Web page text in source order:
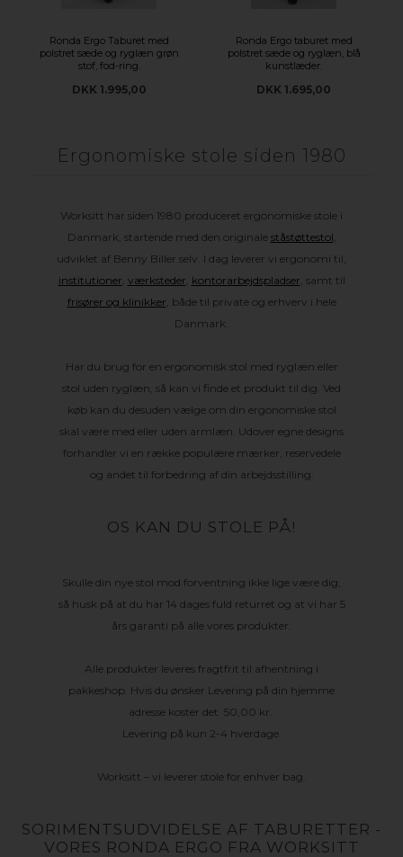
Ronda Ergo Taburet med
polstret sæde og ryglæn grøn
stof, fod-ring.
DKK 1.995,00
Ronda Ergo taburet med
polstret sæde og ryglæn, blå
kunstlæder.
DKK 1.695,00
Ergonomiske stole siden 1980
Worksitt har siden 1980 produceret ergonomiske stole i
Danmark, startende med den originale ståstøttestol
udviklet af Benny Biller selv. I dag leverer vi ergonomi til,
institutioner værksteder kontorarbejdspladser , samt til
frisører og klinikker , både til private og erhverv i hele
Danmark.
Har du brug for en ergonomisk stol med ryglæn eller
stol uden ryglæn, så kan vi finde et produkt til dig. Ved
køb kan du desuden vælge om din ergonomiske stol
skal være med eller uden armlæn. Udover egne designs
forhandler vi en række populære mærker, reservedele
og andet til forbedring af din arbejdsstilling.
OS KAN DU STOLE PÅ!
Skulle din nye stol mod forventning ikke lige være dig,
så husk på at du har 14 dages fuld returret og at vi har 5
års garanti på alle vores produkter.
Alle produkter leveres fragtfrit til afhentning i
pakkeshop. Hvis du ønsker Levering på din hjemme
adresse koster det 50,00 kr.
Levering på kun 2-4 hverdage.
Worksitt – vi leverer stole for enhver bag.
SORIMENTSUDVIDELSE AF TABURETTER -
VORES RONDA ERGO FRA WORKSITT